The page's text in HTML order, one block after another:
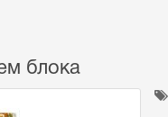
блока